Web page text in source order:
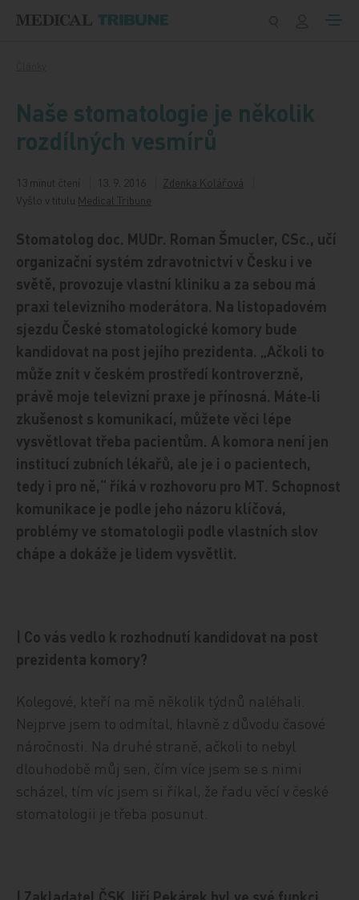
Naše stomatologie je několik
rozdílných vesmírů
13 minut čtení 13. 9. 2016
Zdenka Kolářová
Vyšlo v titulu Medical Tribune
Stomatolog doc. MUDr. Roman Šmucler, CSc., učí
organizační systém zdravotnictví v Česku i ve
světě, provozuje vlastní kliniku a za sebou má
praxi televizního moderátora. Na listopadovém
sjezdu České stomatologické komory bude
kandidovat na post jejího prezidenta. „Ačkoli to
může znít v českém prostředí kontroverzně,
právě moje televizní praxe je přínosná. Máte‑li
zkušenost s komunikací, můžete věci lépe
vysvětlovat třeba pacientům. A komora není jen
institucí zubních lékařů, ale je i o pacientech,
tedy i pro ně,“ říká v rozhovoru pro MT. Schopnost
komunikace je podle jeho názoru klíčová,
problémy ve stomatologii podle vlastních slov
chápe a dokáže je lidem vysvětlit.
| Co vás vedlo k rozhodnutí kandidovat na post
prezidenta komory?
Kolegové, kteří na mě několik týdnů naléhali.
Nejprve jsem to odmítal, hlavně z důvodu časové
náročnosti. Na druhé straně, ačkoli to nebyl
dlouhodobě můj sen, čím více jsem se s nimi
scházel, tím víc jsem si říkal, že řadu věcí v české
stomatologii je třeba posunut.